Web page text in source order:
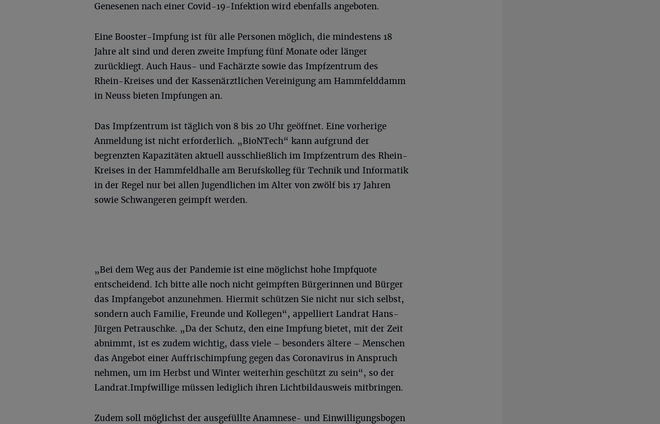
Genesenen nach einer Covid-19-Infektion wird ebenfalls angeboten.
Eine Booster-Impfung ist für alle Personen möglich, die mindestens 18
Jahre alt sind und deren zweite Impfung fünf Monate oder länger
zurückliegt. Auch Haus- und Fachärzte sowie das Impfzentrum des
Rhein-Kreises und der Kassenärztlichen Vereinigung am Hammfelddamm
in Neuss bieten Impfungen an.
Das Impfzentrum ist täglich von 8 bis 20 Uhr geöffnet. Eine vorherige
Anmeldung ist nicht erforderlich. „BioNTech“ kann aufgrund der
begrenzten Kapazitäten aktuell ausschließlich im Impfzentrum des Rhein-
Kreises in der Hammfeldhalle am Berufskolleg für Technik und Informatik
in der Regel nur bei allen Jugendlichen im Alter von zwölf bis 17 Jahren
sowie Schwangeren geimpft werden.
„Bei dem Weg aus der Pandemie ist eine möglichst hohe Impfquote
entscheidend. Ich bitte alle noch nicht geimpften Bürgerinnen und Bürger
das Impfangebot anzunehmen. Hiermit schützen Sie nicht nur sich selbst,
sondern auch Familie, Freunde und Kollegen“, appelliert Landrat Hans-
Jürgen Petrauschke. „Da der Schutz, den eine Impfung bietet, mit der Zeit
abnimmt, ist es zudem wichtig, dass viele – besonders ältere – Menschen
das Angebot einer Auffrischimpfung gegen das Coronavirus in Anspruch
nehmen, um im Herbst und Winter weiterhin geschützt zu sein“, so der
Landrat.Impfwillige müssen lediglich ihren Lichtbildausweis mitbringen.
Zudem soll möglichst der ausgefüllte Anamnese- und Einwilligungsbogen